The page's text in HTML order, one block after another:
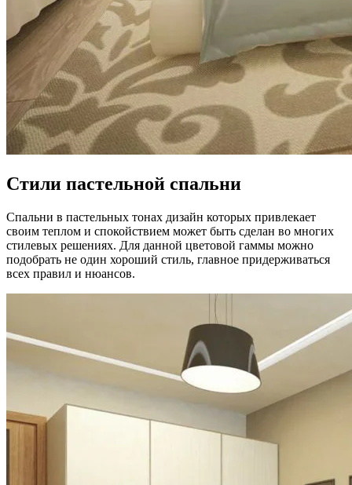
Стили пастельной спальни
Спальни в пастельных тонах дизайн которых привлекает
своим теплом и спокойствием может быть сделан во многих
стилевых решениях. Для данной цветовой гаммы можно
подобрать не один хороший стиль, главное придерживаться
всех правил и нюансов.